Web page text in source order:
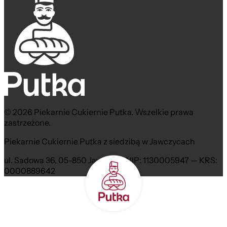
© 2026 Piekarnie Cukiernie Putka. Wszelkie prawa
zastrzeżone.
Piekarnie Cukiernie Putka z siedzibą w Jawczycach
ul. Sadowa 36, 05-850 Jawczyce NIP: 1130005947 — KRS:
0000889642